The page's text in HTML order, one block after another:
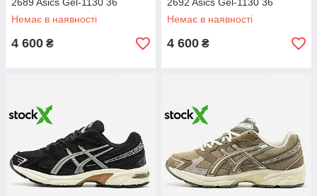
Немає в наявності
4 600 ₴
Немає в наявності
4 600 ₴